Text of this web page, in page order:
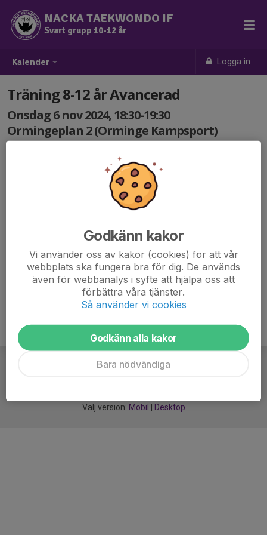
Kalender Logga in
NACKA TAEKWONDO IF
Svart grupp 10-12 år
Träning 8-12 år Avancerad
Onsdag 6 nov 2024, 18:30-19:30
Ormingeplan 2 (Orminge Kampsport)
Välj version: Mobil Desktop
Godkänn kakor
Vi använder oss av kakor (cookies) för att vår
webbplats ska fungera bra för dig. De används
även för webbanalys i syfte att hjälpa oss att
förbättra våra tjänster.
Så använder vi cookies
Godkänn alla kakor
Bara nödvändiga